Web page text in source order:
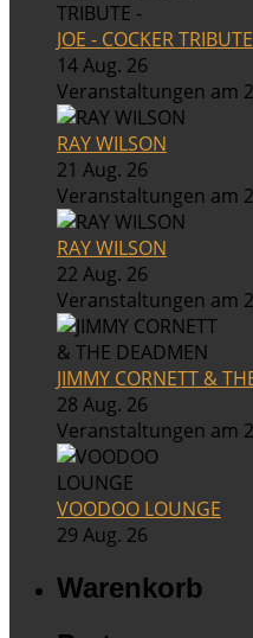
JOE - COCKER
14 Aug. 26
Veranstaltungen am
RAY WILSON
21 Aug. 26
Veranstaltungen am
RAY WILSON
22 Aug. 26
Veranstaltungen am
JIMMY CORNETT &
28 Aug. 26
Veranstaltungen am
VOODOO LOUNGE
29 Aug. 26
Warenkorb